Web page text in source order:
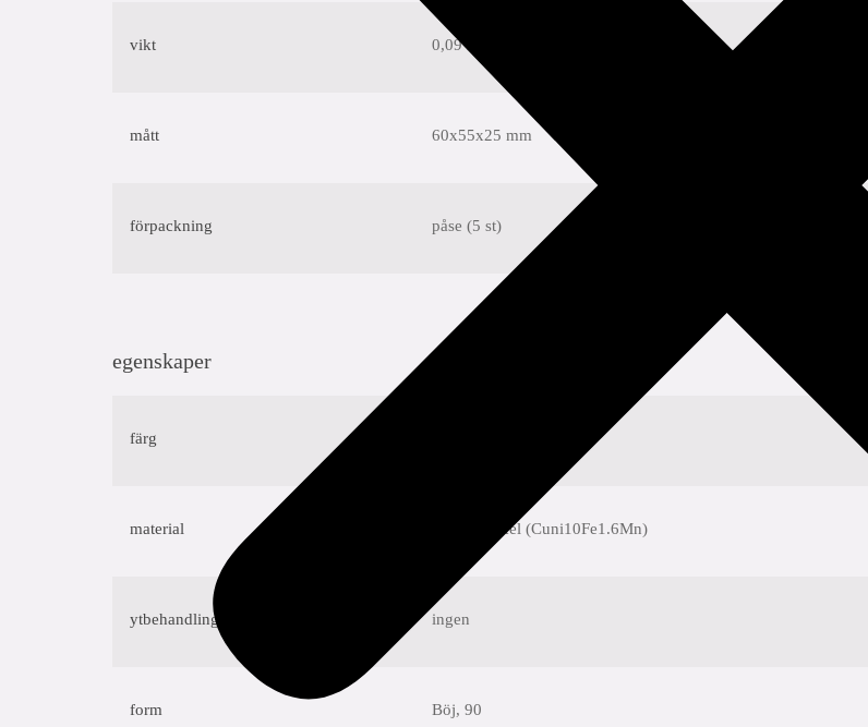
vikt 0,09 kg
mått 60x55x25 mm
förpackning påse (5 st)
egenskaper
färg
material kopparnickel (Cuni10Fe1.6Mn)
ytbehandlingar ingen
form Böj, 90